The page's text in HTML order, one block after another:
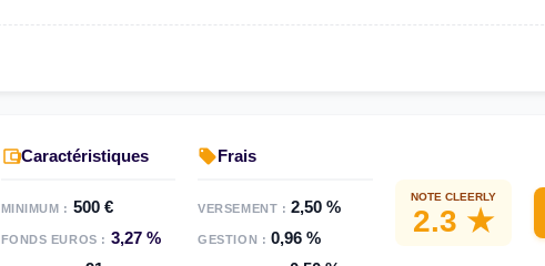
Caractéristiques
MINIMUM : 500 €
FONDS EUROS : 3,27 %
Frais
VERSEMENT : 2,50 %
GESTION : 0,96 %
NOTE CLEERLY
2.3 ★